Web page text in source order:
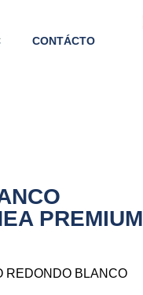
CONTÁCTO
PREMIUM
REDONDO BLANCO